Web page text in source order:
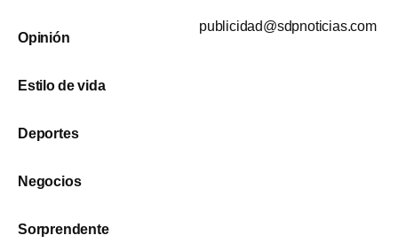
Opinión
Estilo de vida
Deportes
Negocios
Sorprendente
publicidad@sdpnoticias.com